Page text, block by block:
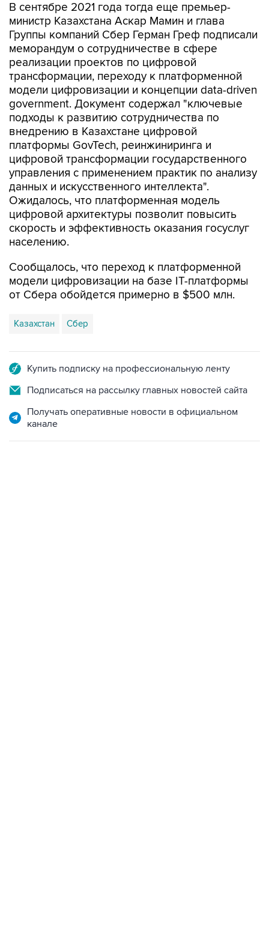
В сентябре 2021 года тогда еще премьер-
министр Казахстана Аскар Мамин и глава
Группы компаний Сбер Герман Греф подписали
меморандум о сотрудничестве в сфере
реализации проектов по цифровой
трансформации, переходу к платформенной
модели цифровизации и концепции data-driven
government. Документ содержал "ключевые
подходы к развитию сотрудничества по
внедрению в Казахстане цифровой
платформы GovTech, реинжиниринга и
цифровой трансформации государственного
управления с применением практик по анализу
данных и искусственного интеллекта".
Ожидалось, что платформенная модель
цифровой архитектуры позволит повысить
скорость и эффективность оказания госуслуг
населению.
Сообщалось, что переход к платформенной
модели цифровизации на базе IT-платформы
от Сбера обойдется примерно в $500 млн.
Казахстан Сбер
Купить подписку на профессиональную ленту
Подписаться на рассылку главных новостей сайта
Получать оперативные новости в официальном
канале